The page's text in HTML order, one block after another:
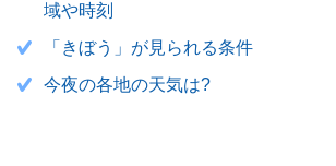
域や時刻
「きぼう」が見られる条件
今夜の各地の天気は?